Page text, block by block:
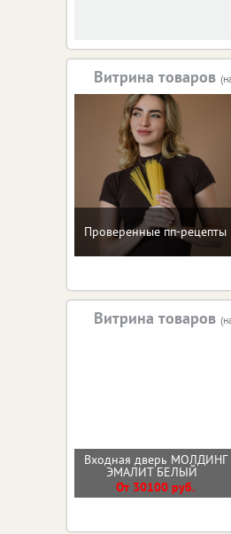
Витрина товаров
Проверенные пп-рецепты
Витрина товаров
Входная дверь МОЛДИНГ
ЭМАЛИТ БЕЛЫЙ
От 30100 руб.